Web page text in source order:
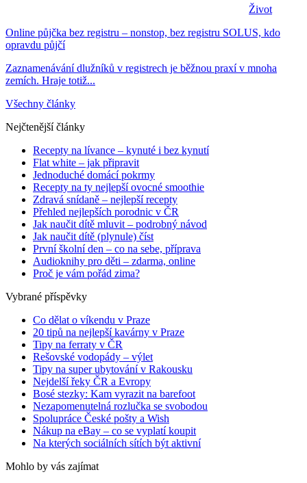
Život
Online půjčka bez registru – nonstop, bez registru SOLUS, kdo
opravdu půjčí
Zaznamenávání dlužníků v registrech je běžnou praxí v mnoha
zemích. Hraje totiž...
Všechny články
Nejčtenější články
Recepty na lívance – kynuté i bez kynutí
Flat white – jak připravit
Jednoduché domácí pokrmy
Recepty na ty nejlepší ovocné smoothie
Zdravá snídaně – nejlepší recepty
Přehled nejlepších porodnic v ČR
Jak naučit dítě mluvit – podrobný návod
Jak naučit dítě (plynule) číst
První školní den – co na sebe, příprava
Audioknihy pro děti – zdarma, online
Proč je vám pořád zima?
Vybrané příspěvky
Co dělat o víkendu v Praze
20 tipů na nejlepší kavárny v Praze
Tipy na ferraty v ČR
Rešovské vodopády – výlet
Tipy na super ubytování v Rakousku
Nejdelší řeky ČR a Evropy
Bosé stezky: Kam vyrazit na barefoot
Nezapomenutelná rozlučka se svobodou
Spolupráce České pošty a Wish
Nákup na eBay – co se vyplatí koupit
Na kterých sociálních sítích být aktivní
Mohlo by vás zajímat